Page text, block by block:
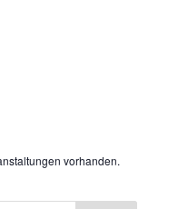
vorhanden.